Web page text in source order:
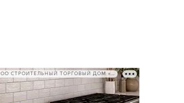
РЕКЛАМА • ООО СТРОИТЕЛЬНЫЙ ТОРГОВЫЙ ДОМ «ПЕТРОВИЧ», ИНН 7802348846